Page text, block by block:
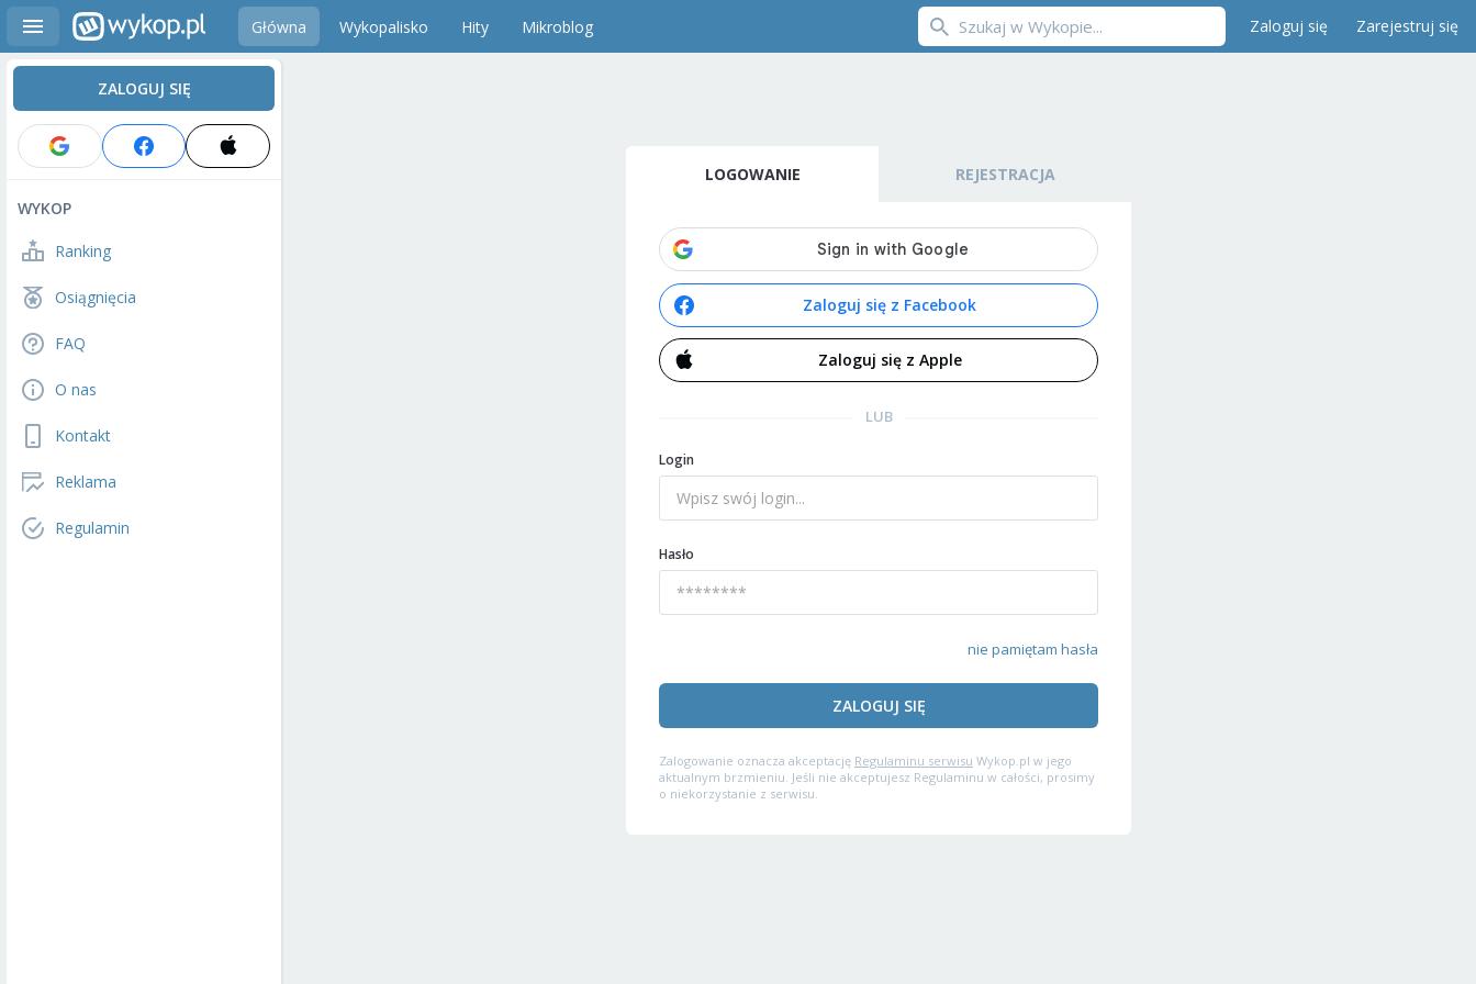
Główna Wykopalisko Hity Mikroblog Zaloguj się Zarejestruj się
ZALOGUJ SIĘ
WYKOP
Ranking
Osiągnięcia
FAQ
O nas
Kontakt
Reklama
Regulamin
LOGOWANIE REJESTRACJA
Zaloguj się z Facebook
Zaloguj się z Apple
LUB
Login
Hasło
nie pamiętam hasła
ZALOGUJ SIĘ
Zalogowanie oznacza akceptację Regulaminu serwisu Wykop.pl w jego
aktualnym brzmieniu. Jeśli nie akceptujesz Regulaminu w całości, prosimy
o niekorzystanie z serwisu.